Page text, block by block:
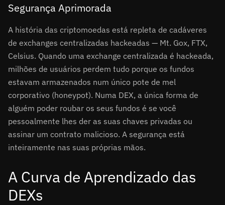
Segurança Aprimorada
A história das criptomoedas está repleta de cadáveres
de exchanges centralizadas hackeadas — Mt. Gox, FTX,
Celsius. Quando uma exchange centralizada é hackeada,
milhões de usuários perdem tudo porque os fundos
estavam armazenados num único pote de mel
corporativo (honeypot). Numa DEX, a única forma de
alguém poder roubar os seus fundos é se você
pessoalmente lhes der as suas chaves privadas ou
assinar um contrato malicioso. A segurança está
inteiramente nas suas próprias mãos.
A Curva de Aprendizado das
DEXs